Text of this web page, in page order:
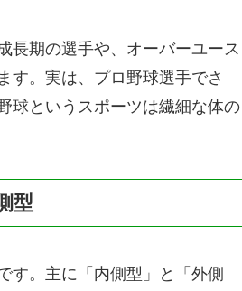
長期の選手や、オーバーユース
す。実は、プロ野球選手でさ
球というスポーツは繊細な体の
型
す。主に「内側型」と「外側